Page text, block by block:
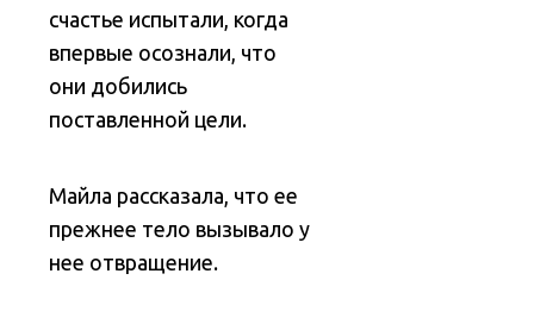
счастье испытали, когда
впервые осознали, что
они добились
поставленной цели.
Майла рассказала, что ее
прежнее тело вызывало у
нее отвращение.